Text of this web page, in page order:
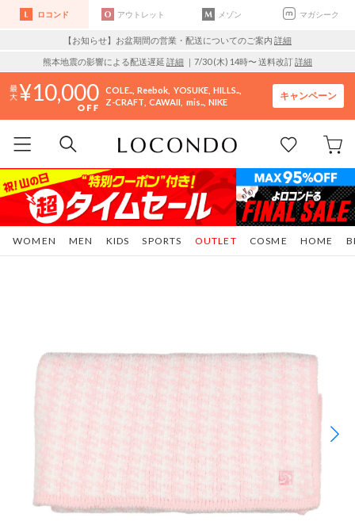
ロコンド アウトレット メゾン マガシーク
【お知らせ】お盆期間の営業・配送についてのご案内 詳細
熊本地震の影響による配送遅延 詳細 ｜7/30 (木) 14時〜 送料改訂詳細
10,000 COLE.. Reebok YOSUKE HILLS..
Z-CRAFT CAWAII mis.. NIKE
キャンペーン
WOMEN MEN KIDS SPORTS COSME HOME
OUTLET